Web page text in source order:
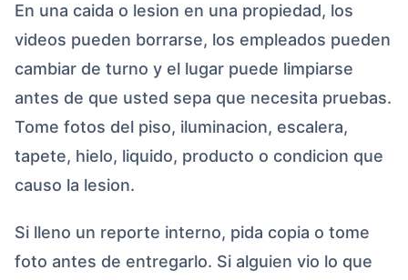
En una caida o lesion en una propiedad, los
videos pueden borrarse, los empleados pueden
cambiar de turno y el lugar puede limpiarse
antes de que usted sepa que necesita pruebas.
Tome fotos del piso, iluminacion, escalera,
tapete, hielo, liquido, producto o condicion que
causo la lesion.
Si lleno un reporte interno, pida copia o tome
foto antes de entregarlo. Si alguien vio lo que